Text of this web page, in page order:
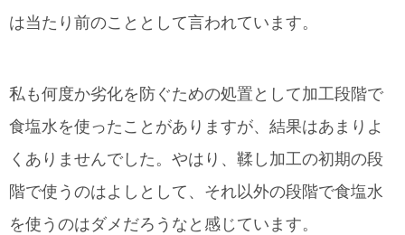
は当たり前のこととして言われています。
私も何度か劣化を防ぐための処置として加工段階で
食塩水を使ったことがありますが、結果はあまりよ
くありませんでした。やはり、鞣し加工の初期の段
階で使うのはよしとして、それ以外の段階で食塩水
を使うのはダメだろうなと感じています。